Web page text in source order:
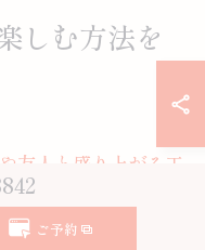
しむ方法を
友人と盛り上がる工
家族や友人と一緒に
ご予約